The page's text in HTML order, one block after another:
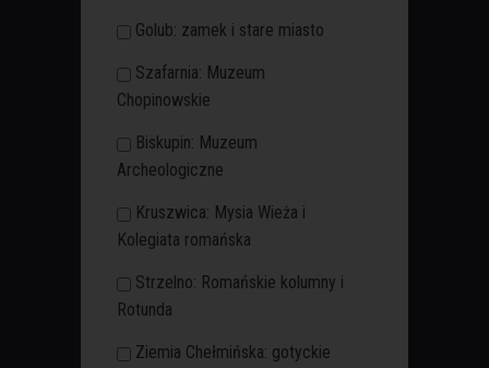
Golub: zamek i stare miasto
Szafarnia: Muzeum
Chopinowskie
Biskupin: Muzeum
Archeologiczne
Kruszwica: Mysia Wieża i
Kolegiata romańska
Strzelno: Romańskie kolumny i
Rotunda
Ziemia Chełmińska: gotyckie